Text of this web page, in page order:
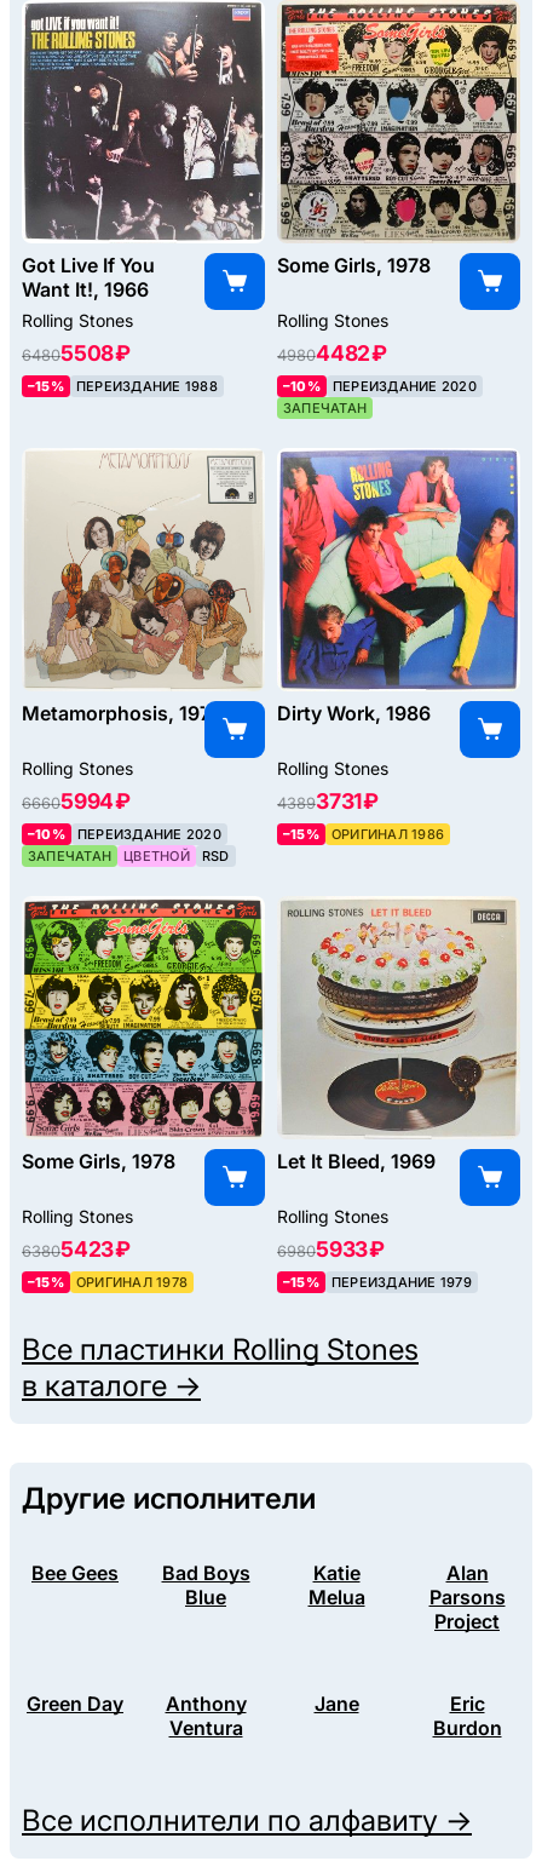
Got Live If You
Want It!, 1966
Rolling Stones
64805508 ₽
–15% ПЕРЕИЗДАНИЕ 1988
Some Girls, 1978
Rolling Stones
49804482 ₽
–10%
ПЕРЕИЗДАНИЕ 2020
ЗАПЕЧАТАН
Metamorphosis, 1975
Rolling Stones
66605994 ₽
–10%
ПЕРЕИЗДАНИЕ 2020
ЗАПЕЧАТАН
ЦВЕТНОЙ RSD
Dirty Work, 1986
Rolling Stones
43893731 ₽
–15% ОРИГИНАЛ 1986
Some Girls, 1978
Rolling Stones
63805423 ₽
–15% ОРИГИНАЛ 1978
Let It Bleed, 1969
Rolling Stones
69805933 ₽
–15% ПЕРЕИЗДАНИЕ 1979
Все пластинки Rolling Stones
в каталоге →
Другие исполнители
Bee Gees
Bad Boys
Blue
Katie
Melua
Alan
Parsons
Project
Green Day
Anthony
Ventura
Jane
Eric
Burdon
Все исполнители по алфавиту →